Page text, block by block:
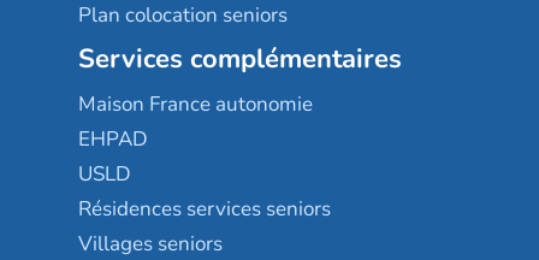
Plan colocation seniors
Services complémentaires
Maison France autonomie
EHPAD
USLD
Résidences services seniors
Villages seniors